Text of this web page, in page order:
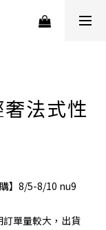
法式性
】8/5-8/10 nu9
單量較大，出貨